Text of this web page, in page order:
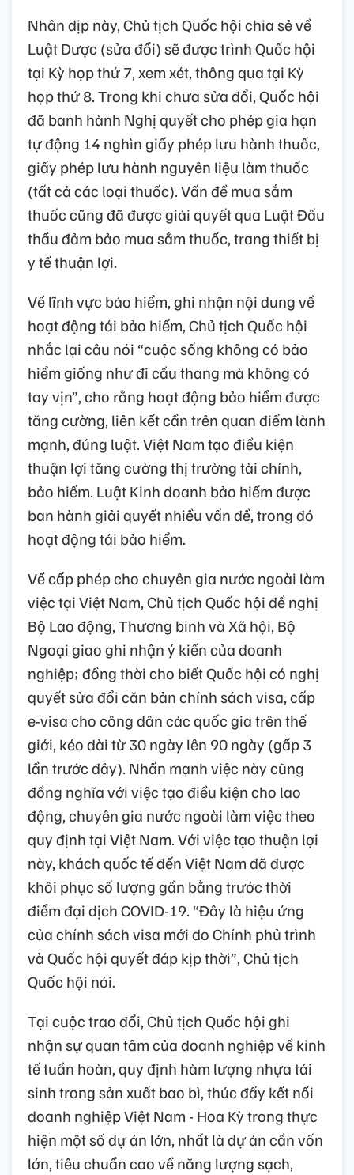
Nhân dịp này, Chủ tịch Quốc hội chia sẻ về
Luật Dược (sửa đổi) sẽ được trình Quốc hội
tại Kỳ họp thứ 7, xem xét, thông qua tại Kỳ
họp thứ 8. Trong khi chưa sửa đổi, Quốc hội
đã banh hành Nghị quyết cho phép gia hạn
tự động 14 nghìn giấy phép lưu hành thuốc,
giấy phép lưu hành nguyên liệu làm thuốc
(tất cả các loại thuốc). Vấn đề mua sắm
thuốc cũng đã được giải quyết qua Luật Đấu
thầu đảm bảo mua sắm thuốc, trang thiết bị
y tế thuận lợi.
Về lĩnh vực bảo hiểm, ghi nhận nội dung về
hoạt động tái bảo hiểm, Chủ tịch Quốc hội
nhắc lại câu nói “cuộc sống không có bảo
hiểm giống như đi cầu thang mà không có
tay vịn”, cho rằng hoạt động bảo hiểm được
tăng cường, liên kết cần trên quan điểm lành
mạnh, đúng luật. Việt Nam tạo điều kiện
thuận lợi tăng cường thị trường tài chính,
bảo hiểm. Luật Kinh doanh bảo hiểm được
ban hành giải quyết nhiều vấn đề, trong đó
hoạt động tái bảo hiểm.
Về cấp phép cho chuyên gia nước ngoài làm
việc tại Việt Nam, Chủ tịch Quốc hội đề nghị
Bộ Lao động, Thương binh và Xã hội, Bộ
Ngoại giao ghi nhận ý kiến của doanh
nghiệp; đồng thời cho biết Quốc hội có nghị
quyết sửa đổi căn bản chính sách visa, cấp
e-visa cho công dân các quốc gia trên thế
giới, kéo dài từ 30 ngày lên 90 ngày (gấp 3
lần trước đây). Nhấn mạnh việc này cũng
đồng nghĩa với việc tạo điều kiện cho lao
động, chuyên gia nước ngoài làm việc theo
quy định tại Việt Nam. Với việc tạo thuận lợi
này, khách quốc tế đến Việt Nam đã được
khôi phục số lượng gần bằng trước thời
điểm đại dịch COVID-19. “Đây là hiệu ứng
của chính sách visa mới do Chính phủ trình
và Quốc hội quyết đáp kịp thời”, Chủ tịch
Quốc hội nói.
Tại cuộc trao đổi, Chủ tịch Quốc hội ghi
nhận sự quan tâm của doanh nghiệp về kinh
tế tuần hoàn, quy định hàm lượng nhựa tái
sinh trong sản xuất bao bì, thúc đẩy kết nối
doanh nghiệp Việt Nam - Hoa Kỳ trong thực
hiện một số dự án lớn, nhất là dự án cần vốn
lớn, tiêu chuẩn cao về năng lượng sạch,